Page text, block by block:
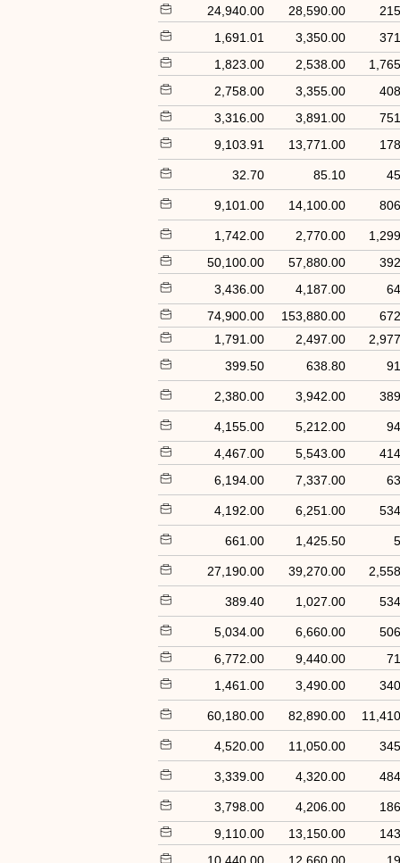
28,590.00
24,940.00
3,350.00
1,691.01
2,538.00
1,823.00
3,355.00
2,758.00
3,891.00
3,316.00
13,771.00
9,103.91
85.10
32.70
14,100.00
9,101.00
2,770.00
1,742.00
57,880.00
50,100.00
4,187.00
3,436.00
153,880.00
74,900.00
2,497.00
1,791.00
638.80
399.50
3,942.00
2,380.00
5,212.00
4,155.00
5,543.00
4,467.00
7,337.00
6,194.00
6,251.00
4,192.00
1,425.50
661.00
39,270.00
27,190.00
1,027.00
389.40
6,660.00
5,034.00
9,440.00
6,772.00
3,490.00
1,461.00
82,890.00
60,180.00
11,050.00
4,520.00
4,320.00
3,339.00
4,206.00
3,798.00
13,150.00
9,110.00